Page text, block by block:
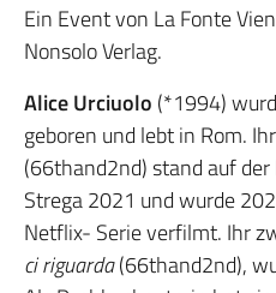
Ein Event von La Fonte
Nonsolo Verlag.
Alice Urciuolo (*1994)
geboren und lebt in Rom.
(66thand2nd) stand auf
Strega 2021 und wurde
Netflix- Serie verfilmt. Ihr
ci riguarda(66thand2nd),